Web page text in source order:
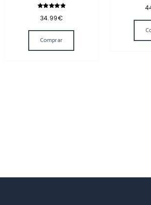
con
34.99€
Comprar